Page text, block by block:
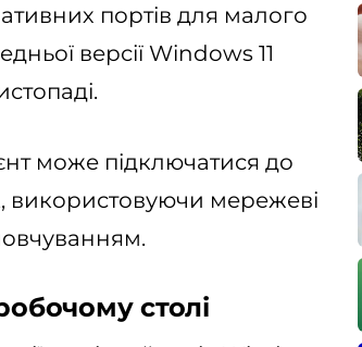
портів для малого
версії Windows 11
може підключатися до
використовуючи мережеві
столі